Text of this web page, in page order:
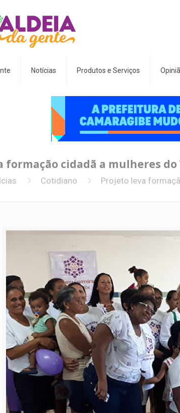
Notícias Produtos e Serviços
formação cidadã a mulheres do
Cotidiano Projeto leva